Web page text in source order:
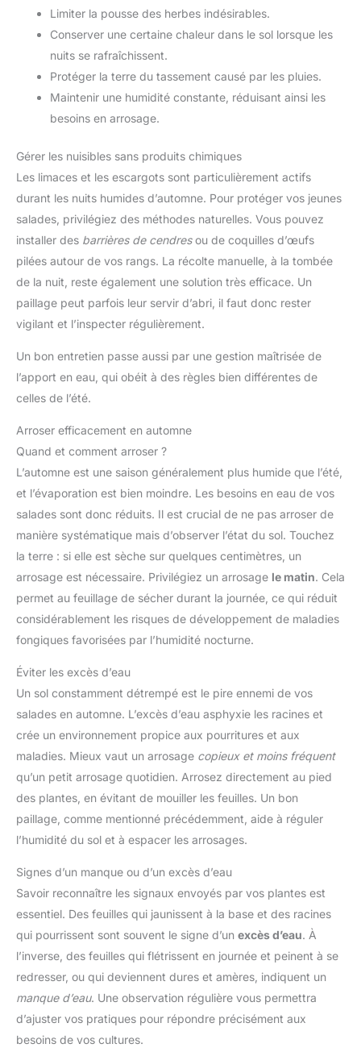
Limiter la pousse des herbes indésirables.
Conserver une certaine chaleur dans le sol lorsque les
nuits se rafraîchissent.
Protéger la terre du tassement causé par les pluies.
Maintenir une humidité constante, réduisant ainsi les
besoins en arrosage.
Gérer les nuisibles sans produits chimiques
Les limaces et les escargots sont particulièrement actifs
durant les nuits humides d’automne. Pour protéger vos jeunes
salades, privilégiez des méthodes naturelles. Vous pouvez
installer des barrières de cendresou de coquilles d’œufs
pilées autour de vos rangs. La récolte manuelle, à la tombée
de la nuit, reste également une solution très efficace. Un
paillage peut parfois leur servir d’abri, il faut donc rester
vigilant et l’inspecter régulièrement.
Un bon entretien passe aussi par une gestion maîtrisée de
l’apport en eau, qui obéit à des règles bien différentes de
celles de l’été.
Arroser efficacement en automne
Quand et comment arroser ?
L’automne est une saison généralement plus humide que l’été,
et l’évaporation est bien moindre. Les besoins en eau de vos
salades sont donc réduits. Il est crucial de ne pas arroser de
manière systématique mais d’observer l’état du sol. Touchez
la terre : si elle est sèche sur quelques centimètres, un
arrosage est nécessaire. Privilégiez un arrosage le matin. Cela
permet au feuillage de sécher durant la journée, ce qui réduit
considérablement les risques de développement de maladies
fongiques favorisées par l’humidité nocturne.
Éviter les excès d’eau
Un sol constamment détrempé est le pire ennemi de vos
salades en automne. L’excès d’eau asphyxie les racines et
crée un environnement propice aux pourritures et aux
maladies. Mieux vaut un arrosage copieux et moins fréquent
qu’un petit arrosage quotidien. Arrosez directement au pied
des plantes, en évitant de mouiller les feuilles. Un bon
paillage, comme mentionné précédemment, aide à réguler
l’humidité du sol et à espacer les arrosages.
Signes d’un manque ou d’un excès d’eau
Savoir reconnaître les signaux envoyés par vos plantes est
essentiel. Des feuilles qui jaunissent à la base et des racines
qui pourrissent sont souvent le signe d’un excès d’eau. À
l’inverse, des feuilles qui flétrissent en journée et peinent à se
redresser, ou qui deviennent dures et amères, indiquent un
manque d’eau. Une observation régulière vous permettra
d’ajuster vos pratiques pour répondre précisément aux
besoins de vos cultures.